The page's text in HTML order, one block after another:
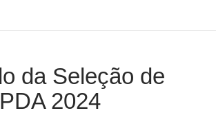
da Seleção de
2024